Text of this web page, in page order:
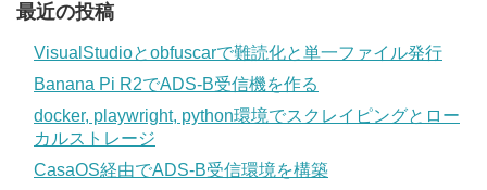
最近の投稿
VisualStudioとobfuscarで難読化と単一ファイル発行
Banana Pi R2でADS-B受信機を作る
docker, playwright, python環境でスクレイピングとロー
カルストレージ
CasaOS経由でADS-B受信環境を構築